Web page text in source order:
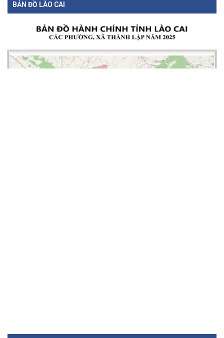
Chính phủ ban hành Nghị định số 311/2026/NĐ-CP ngày 06/8/2026 sửa
đổi, bổ sung...
các xã biên giới
BẢN ĐỒ LÀO CAI